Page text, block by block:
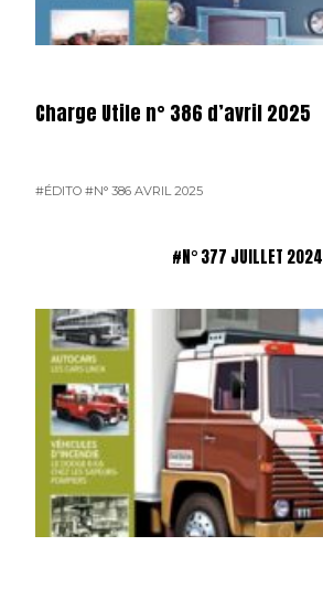
Charge Utile n° 386 d’avril 2025
#ÉDITO #N° 386 AVRIL 2025
#N° 377 JUILLET 2024